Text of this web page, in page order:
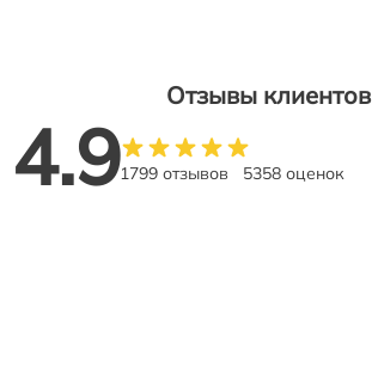
Отзывы клиентов
4.91799 отзывов 5358 оценок